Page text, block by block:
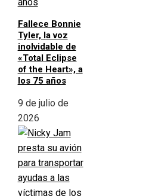
Fallece Bonnie
Tyler, la voz
inolvidable de
«Total Eclipse
of the Heart», a
los 75 años
9 de julio de
2026